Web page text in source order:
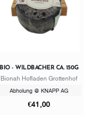
BIO - WILDBACHER CA. 150G
Bionah Hofladen Grottenhof
Abholung @ KNAPP AG
€41,00